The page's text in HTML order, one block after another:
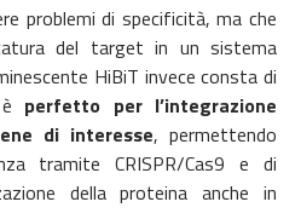
problemi di specificità, ma che
del target in un sistema
HiBiT invece consta di
perfetto per l’integrazione
di interesse, permettendo
tramite CRISPR/Cas9 e di
della proteina anche in